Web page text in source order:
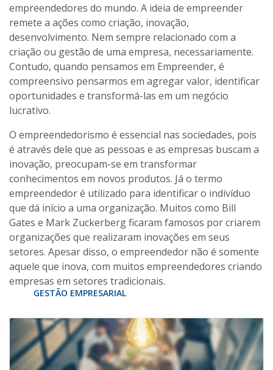
empreendedores do mundo. A ideia de empreender
remete a ações como criação, inovação,
desenvolvimento. Nem sempre relacionado com a
criação ou gestão de uma empresa, necessariamente.
Contudo, quando pensamos em Empreender, é
compreensivo pensarmos em agregar valor, identificar
oportunidades e transformá-las em um negócio
lucrativo.
O empreendedorismo é essencial nas sociedades, pois
é através dele que as pessoas e as empresas buscam a
inovação, preocupam-se em transformar
conhecimentos em novos produtos. Já o termo
empreendedor é utilizado para identificar o indivíduo
que dá início a uma organização. Muitos como Bill
Gates e Mark Zuckerberg ficaram famosos por criarem
organizações que realizaram inovações em seus
setores. Apesar disso, o empreendedor não é somente
aquele que inova, com muitos empreendedores criando
empresas em setores tradicionais.
GESTÃO EMPRESARIAL